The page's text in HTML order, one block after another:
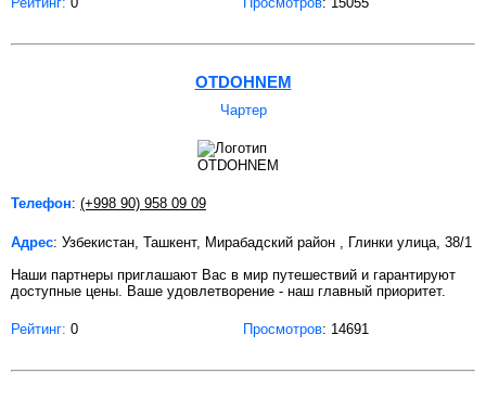
OTDOHNEM
Чартер
Телефон: (+998 90) 958 09 09
Адрес: Узбекистан, Ташкент, Мирабадский район , Глинки улица, 38/1
Наши партнеры приглашают Вас в мир путешествий и гарантируют
доступные цены. Ваше удовлетворение - наш главный приоритет.
Рейтинг: 0 Просмотров: 14691